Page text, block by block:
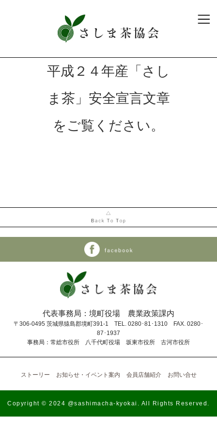
平成２４年産「さし
ま茶」安全宣言文章
をご覧ください。
代表事務局：境町役場 農業政策課内
〒306-0495 茨城県猿島郡境町391-1 TEL. 0280･81･1310 FAX. 0280･
87･1937
事務局：常総市役所 八千代町役場 坂東市役所 古河市役所
ストーリー お知らせ・イベント案内 会員店舗紹介 お問い合せ
Copyright © 2024 @sashimacha-kyokai. All Rights Reserved.